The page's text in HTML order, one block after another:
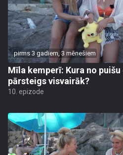
pirms 3 gadiem, 3 mēnešiem
Mīla kemperī: Kura no
pārsteigs visvairāk?
10. epizode